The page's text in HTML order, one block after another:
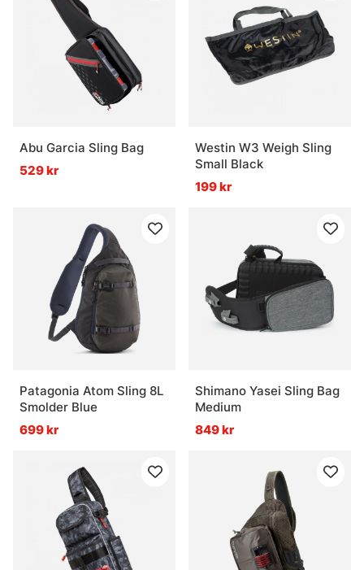
Abu Garcia Sling Bag
529 kr
Westin W3 Weigh Sling
Small Black
199 kr
Patagonia Atom Sling 8L
Smolder Blue
699 kr
Shimano Yasei Sling Bag
Medium
849 kr